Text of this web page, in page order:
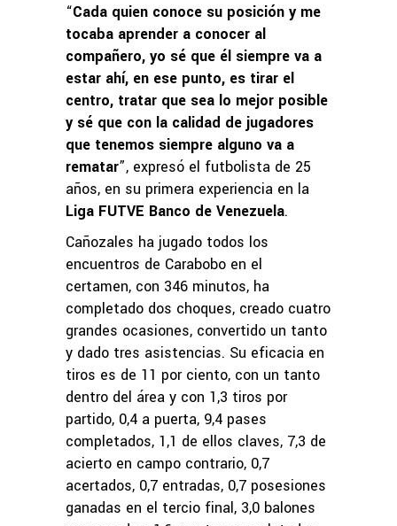
“Cada quien conoce su posición y me
tocaba aprender a conocer al
compañero, yo sé que él siempre va a
estar ahí, en ese punto, es tirar el
centro, tratar que sea lo mejor posible
y sé que con la calidad de jugadores
que tenemos siempre alguno va a
rematar”, expresó el futbolista de 25
años, en su primera experiencia en la
Liga FUTVE Banco de Venezuela.
Cañozales ha jugado todos los
encuentros de Carabobo en el
certamen, con 346 minutos, ha
completado dos choques, creado cuatro
grandes ocasiones, convertido un tanto
y dado tres asistencias. Su eficacia en
tiros es de 11 por ciento, con un tanto
dentro del área y con 1,3 tiros por
partido, 0,4 a puerta, 9,4 pases
completados, 1,1 de ellos claves, 7,3 de
acierto en campo contrario, 0,7
acertados, 0,7 entradas, 0,7 posesiones
ganadas en el tercio final, 3,0 balones